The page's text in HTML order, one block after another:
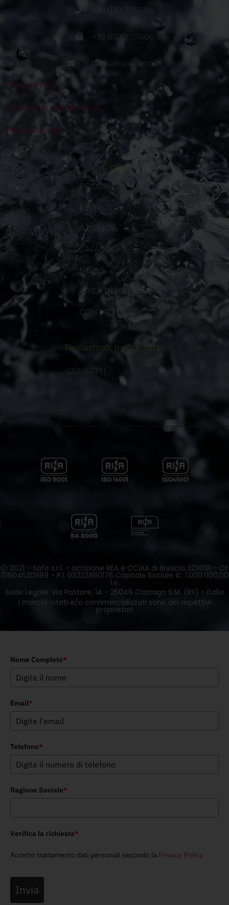
+39 030 7751504
+39 030 7751506
info@safesafety.com
Privacy Policy
Trattamento dati personali
Whisleblowing
Links
PRODOTTI
SERVIZI
AZIENDA
CATALOGHI
NEWS
AREA RISERVATA
CONTATTI
Teniamoci In Contatto
CONTATTI
Ⓒ 2021 - Safe s.r.l. - Iscrizione REA e CCiAA di Brescia 329091 - CF
01604520989 - P.I. 03223860176 Capitale Sociale €. 1.000.000,00
i.v.
Sede Legale: Via Pastore, 14 - 25046 Cazzago S.M. (BS) - Italia
I marchi citati e/o commercializzati sono dei rispettivi
proprietari
Nome Completo*
Email*
Telefono*
Ragione Sociale*
Verifica la richiesta*
Accetto trattamento dati personali secondo la Privacy Policy
Invia